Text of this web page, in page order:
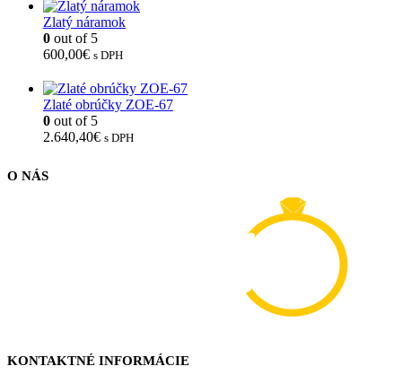
Zlatý náramok
0 out of 5
600,00€ s DPH
Zlaté obrúčky ZOE-67
0 out of 5
2.640,40€ s DPH
O NÁS
KONTAKTNÉ INFORMÁCIE